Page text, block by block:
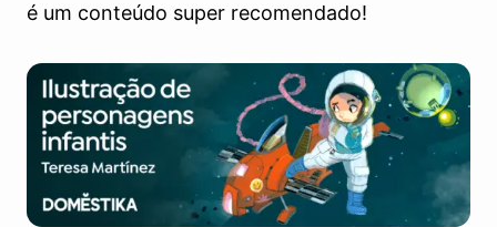
é um conteúdo super recomendado!